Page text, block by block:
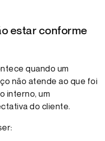
estar conforme
quando um
não atende ao que foi
interno, um
do cliente.